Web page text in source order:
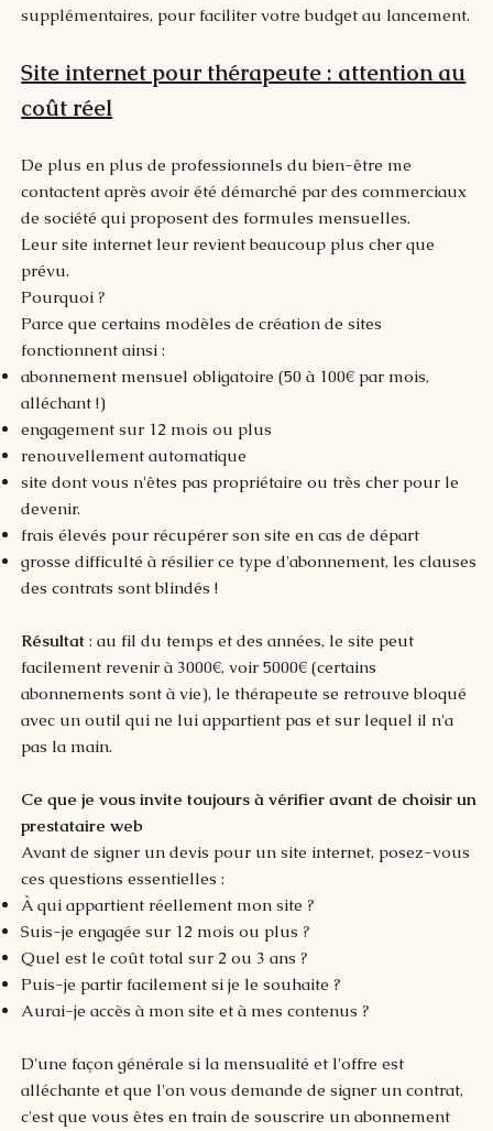
supplémentaires, pour faciliter votre budget au lancement.​
Site internet pour thérapeute : attention au
coût réel
De plus en plus de professionnels du bien-être me
contactent après avoir été démarché par des commerciaux
de société qui proposent des formules mensuelles.
Leur site internet leur revient beaucoup plus cher que
prévu.
Pourquoi ?
Parce que certains modèles de création de sites
fonctionnent ainsi :
abonnement mensuel obligatoire (50 à 100€ par mois,
alléchant !)
engagement sur 12 mois ou plus
renouvellement automatique
site dont vous n'êtes pas propriétaire ou très cher pour le
devenir.
frais élevés pour récupérer son site en cas de départ
grosse difficulté à résilier ce type d'abonnement, les clauses
des contrats sont blindés !
Résultat: au fil du temps et des années, le site peut
facilement revenir à 3000€, voir 5000€ (certains
abonnements sont à vie), le thérapeute se retrouve bloqué
avec un outil qui ne lui appartient pas et sur lequel il n'a
pas la main.
Ce que je vous invite toujours à vérifier avant de choisir un
prestataire web
Avant de signer un devis pour un site internet, posez-vous
ces questions essentielles :
À qui appartient réellement mon site ?
Suis-je engagée sur 12 mois ou plus ?
Quel est le coût total sur 2 ou 3 ans ?
Puis-je partir facilement si je le souhaite ?
Aurai-je accès à mon site et à mes contenus ?
D'une façon générale si la mensualité et l'offre est
alléchante et que l'on vous demande de signer un contrat,
c'est que vous êtes en train de souscrire un abonnement